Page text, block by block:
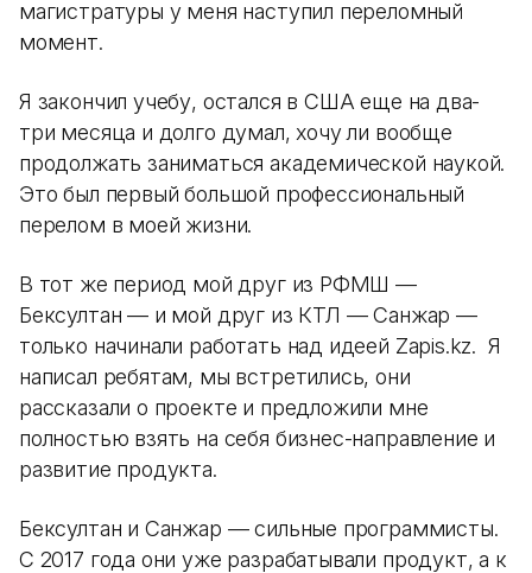
магистратуры у меня наступил переломный
момент.
Я закончил учебу, остался в США еще на два-
три месяца и долго думал, хочу ли вообще
продолжать заниматься академической наукой.
Это был первый большой профессиональный
перелом в моей жизни.
В тот же период мой друг из РФМШ —
Бексултан — и мой друг из КТЛ — Санжар —
только начинали работать над идеей Zapis.kz. Я
написал ребятам, мы встретились, они
рассказали о проекте и предложили мне
полностью взять на себя бизнес-направление и
развитие продукта.
Бексултан и Санжар — сильные программисты.
С 2017 года они уже разрабатывали продукт, а к